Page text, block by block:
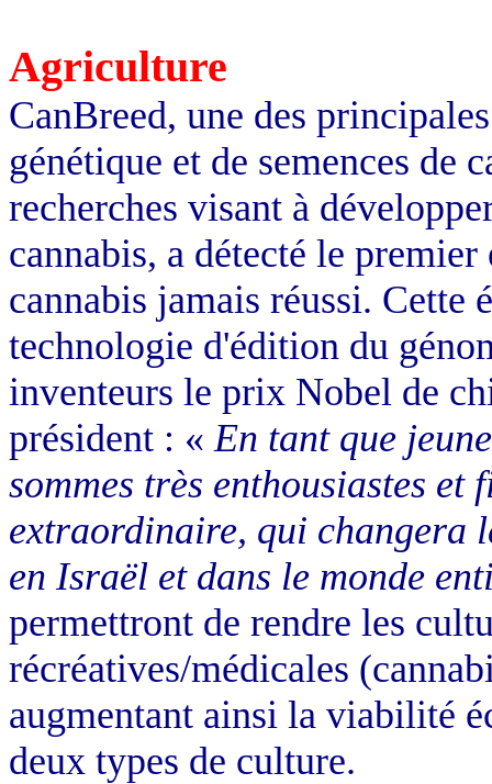
Agriculture
CanBreed, une des
génétique et de semences de
recherches visant à
cannabis, a détecté le
cannabis jamais réussi. Cette
technologie d'édition du
inventeurs le prix Nobel de
président : « En tant que
sommes très enthousiastes
extraordinaire, qui changera
en Israël et dans le monde
permettront de rendre les
récréatives/médicales
augmentant ainsi la viabilité
deux types de culture.